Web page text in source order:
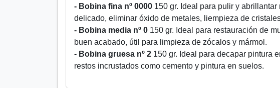
- Bobina fina nº 0000 150 gr. Ideal para pulir y
delicado, eliminar óxido de metales, liempieza de
- Bobina media nº 0 150 gr. Ideal para restauración de
buen acabado, útil para limpieza de zócalos y mármol.
- Bobina gruesa nº 2 150 gr. Ideal para decapar pintura
restos incrustados como cemento y pintura en suelos.